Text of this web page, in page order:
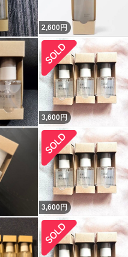
2,600 円
3,600円
3,600円